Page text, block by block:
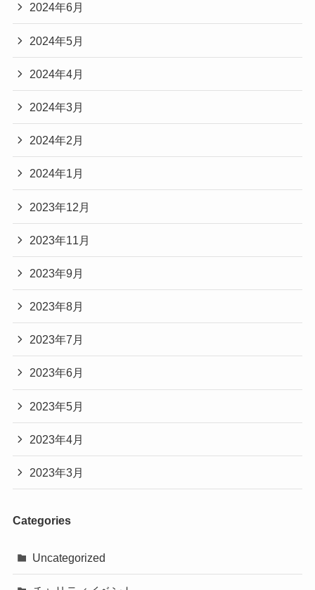
2024年6月
2024年5月
2024年4月
2024年3月
2024年2月
2024年1月
2023年12月
2023年11月
2023年9月
2023年8月
2023年7月
2023年6月
2023年5月
2023年4月
2023年3月
Categories
Uncategorized